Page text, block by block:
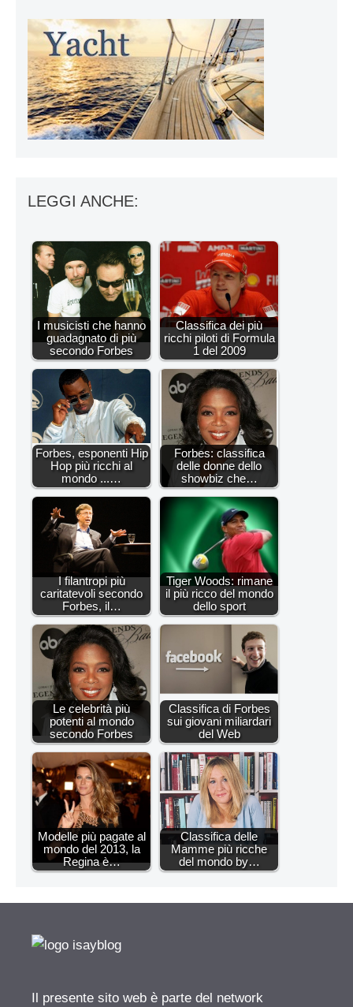
LEGGI ANCHE:
I musicisti che hanno
guadagnato di più
secondo Forbes
Classifica dei più
ricchi piloti di Formula
1 del 2009
Forbes, esponenti Hip
Hop più ricchi al
mondo ...…
Forbes: classifica
delle donne dello
showbiz che…
I filantropi più
caritatevoli secondo
Forbes, il…
Tiger Woods: rimane
il più ricco del mondo
dello sport
Le celebrità più
potenti al mondo
secondo Forbes
Classifica di Forbes
sui giovani miliardari
del Web
Modelle più pagate al
mondo del 2013, la
Regina è…
Classifica delle
Mamme più ricche
del mondo by…
Il presente sito web è parte del network